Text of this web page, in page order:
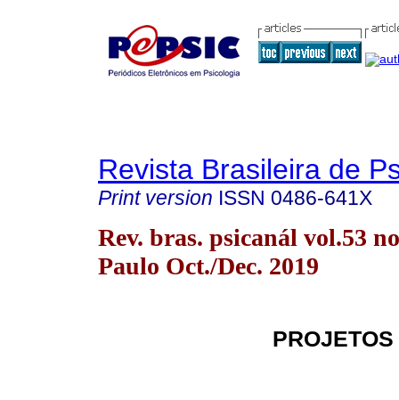
Revista Brasileira de
Print version ISSN 0486-641X
Rev. bras. psicanál vol.53
Paulo Oct./Dec. 2019